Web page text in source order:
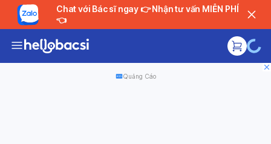
Chat với Bác sĩ ngay 👉 Nhận tư vấn MIỄN PHÍ
👈
Quảng Cáo